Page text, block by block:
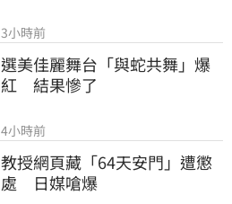
3小時前
選美佳麗舞台「與蛇共舞」爆
紅　結果慘了
4小時前
教授網頁藏「64天安門」遭懲
處　日媒嗆爆